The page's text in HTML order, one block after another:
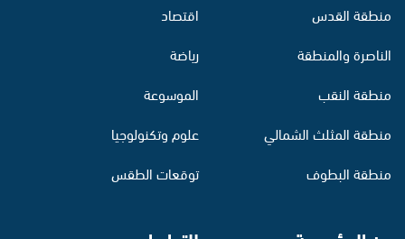
منطقة القدس
الناصرة والمنطقة
منطقة النقب
منطقة المثلث الشمالي
منطقة البطوف
اقتصاد
رياضة
الموسوعة
علوم وتكنولوجيا
توقعات الطقس